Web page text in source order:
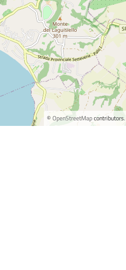
© OpenStreetMapcontributors.